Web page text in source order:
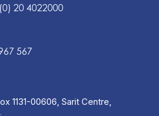
20 4022000
567
1131-00606, Sarit Centre,